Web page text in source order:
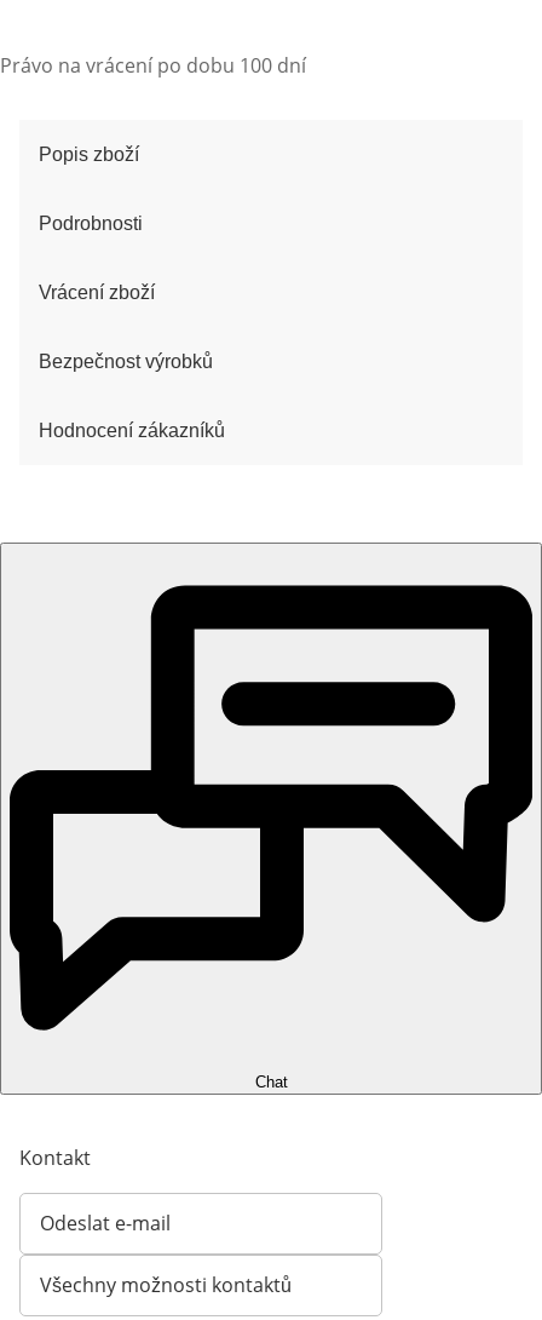
Právo na vrácení po dobu 100 dní
Popis zboží
Podrobnosti
Vrácení zboží
Bezpečnost výrobků
Hodnocení zákazníků
Chat
Kontakt
Odeslat e-mail
Otevírá e-mailového klienta
Všechny možnosti kontaktů